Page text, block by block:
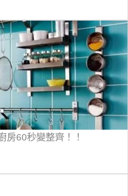
房60秒變整齊！！